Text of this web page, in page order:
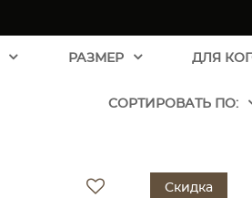
РАЗМЕР ДЛЯ
CОРТИРОВАТЬ ПО:
Скидка